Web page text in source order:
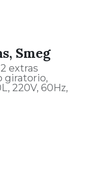
Smeg
extras
giratorio,
220V, 60Hz,